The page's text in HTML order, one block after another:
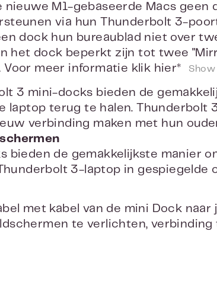
M1-gebaseerde Macs geen
via hun Thunderbolt 3-
dock hun bureaublad niet over
het dock beperkt zijn tot twee
Voor meer informatie klik hier*
3 mini-docks bieden de
laptop terug te halen. Thunderbolt
verbinding maken met hun
bieden de gemakkelijkste manier
3-laptop in gespiegelde
met kabel van de mini Dock
te verlichten,